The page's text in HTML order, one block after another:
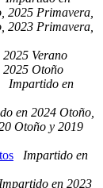
2025 Primavera,
2023 Primavera,
Verano
Otoño
Impartido en
en 2024 Otoño,
Otoño y 2019
Impartido en
Impartido en 2023